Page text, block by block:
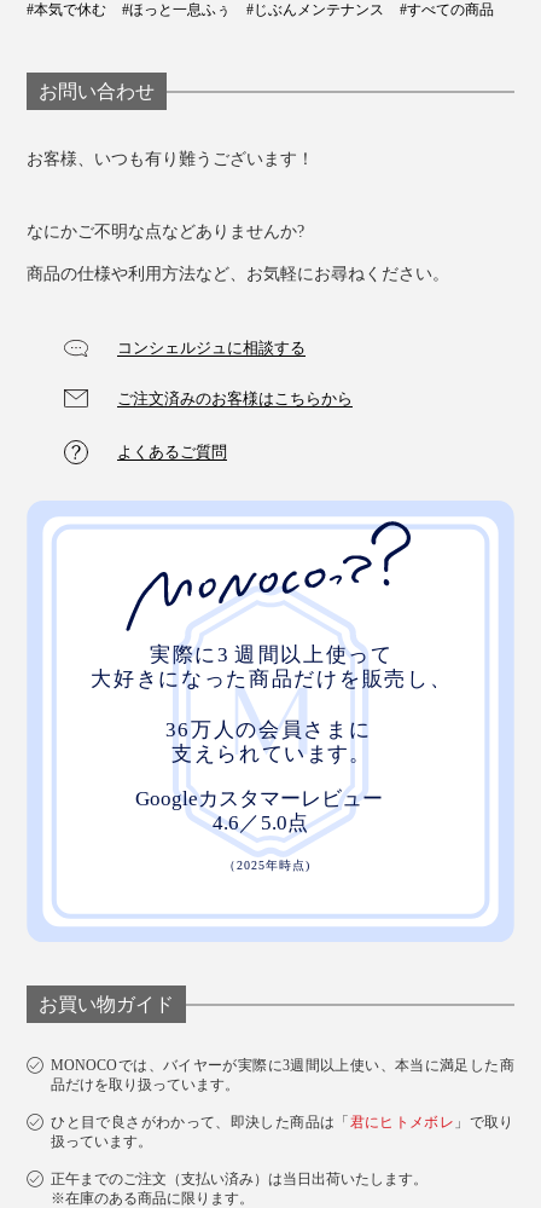
スチームが噴き出すノズルは、手で角度を3段階に調節
可能です。
リやすい首まわりへ、それぞれ効率よくスチームを当て
られます。
仕事に、家事に、疲れたら“顔だけサウナ”の新習慣。た
#本気で休む #ほっと一息ふぅ #じぶんメンテナンス #すべての商品
お問い合わせ
お客様、いつも有り難うございます！
なにかご不明な点などありませんか?
商品の仕様や利用方法など、お気軽にお尋ねください。
コンシェルジュに相談する
ご注文済みのお客様はこちらから
よくあるご質問
お買い物ガイド
MONOCOでは、バイヤーが実際に3週間以上使い、本当に満足した商
品だけを取り扱っています。
ひと目で良さがわかって、即決した商品は「君にヒトメボレ 」で取り
扱っています。
正午までのご注文（支払い済み）は当日出荷いたします。
※在庫のある商品に限ります。